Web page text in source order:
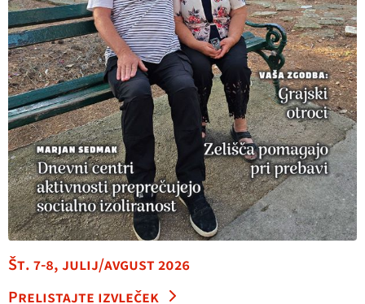
Št. 7-8, julij/avgust 2026
Prelistajte izvleček